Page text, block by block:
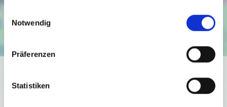
Notwendig
Präferenzen
Statistiken